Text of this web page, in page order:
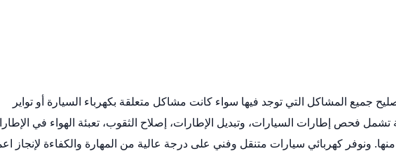
جميع المشاكل التي توجد فيها سواء كانت مشاكل متعلقة بكهرباء السيارة أو تواير
تشمل فحص إطارات السيارات، وتبديل الإطارات، إصلاح الثقوب، تعبئة الهواء في
ونوفر كهربائي سيارات متنقل وفني على درجة عالية من المهارة والكفاءة لإنجاز